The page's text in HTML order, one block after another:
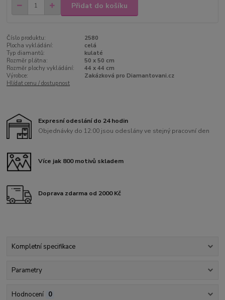
Přidat do košíku
Číslo produktu:
2580
Plocha vykládání:
celá
Typ diamantů:
kulaté
Rozměr plátna:
50 x 50 cm
Rozměr plochy vykládání:
44 x 44 cm
Výrobce:
Zakázková pro Diamantovani.cz
Hlídat cenu / dostupnost
Expresní odeslání do 24 hodin
Objednávky do 12:00 jsou odeslány ve stejný pracovní den
Více jak 800 motivů skladem
Doprava zdarma od 2000 Kč
Kompletní specifikace
Parametry
Hodnocení 0